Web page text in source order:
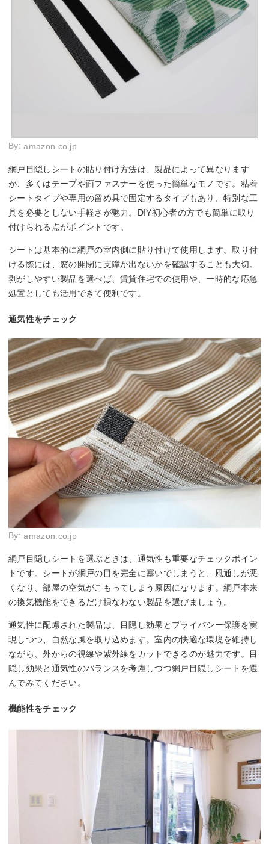
By:amazon.co.jp
網戸目隠しシートの貼り付け方法は、製品によって異なります
が、多くはテープや面ファスナーを使った簡単なモノです。粘着
シートタイプや専用の留め具で固定するタイプもあり、特別な工
具を必要としない手軽さが魅力。DIY初心者の方でも簡単に取り
付けられる点がポイントです。
シートは基本的に網戸の室内側に貼り付けて使用します。取り付
ける際には、窓の開閉に支障が出ないかを確認することも大切。
剥がしやすい製品を選べば、賃貸住宅での使用や、一時的な応急
処置としても活用できて便利です。
通気性をチェック
By:amazon.co.jp
網戸目隠しシートを選ぶときは、通気性も重要なチェックポイン
トです。シートが網戸の目を完全に塞いでしまうと、風通しが悪
くなり、部屋の空気がこもってしまう原因になります。網戸本来
の換気機能をできるだけ損なわない製品を選びましょう。
通気性に配慮された製品は、目隠し効果とプライバシー保護を実
現しつつ、自然な風を取り込めます。室内の快適な環境を維持し
ながら、外からの視線や紫外線をカットできるのが魅力です。目
隠し効果と通気性のバランスを考慮しつつ網戸目隠しシートを選
んでみてください。
機能性をチェック